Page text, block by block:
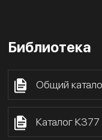
Библиотека
Общий
Каталог К377